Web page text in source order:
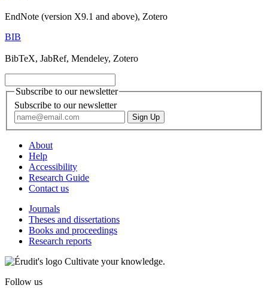
EndNote (version X9.1 and above), Zotero
BIB
BibTeX, JabRef, Mendeley, Zotero
Subscribe to our newsletter
Subscribe to our newsletter
About
Help
Accessibility
Research Guide
Contact us
Journals
Theses and dissertations
Books and proceedings
Research reports
Cultivate your knowledge.
Follow us